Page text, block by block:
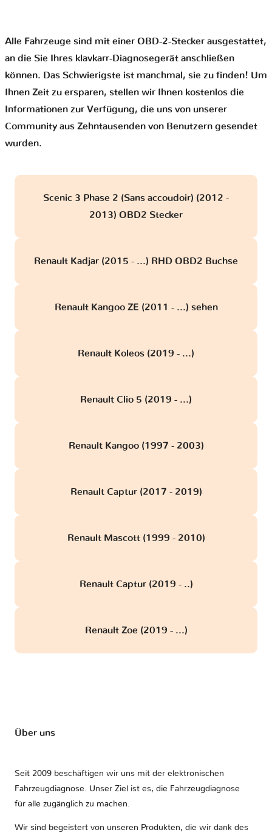
Alle Fahrzeuge sind mit einer OBD-2-Stecker ausgestattet,
an die Sie Ihres klavkarr-Diagnosegerät anschließen
können. Das Schwierigste ist manchmal, sie zu finden! Um
Ihnen Zeit zu ersparen, stellen wir Ihnen kostenlos die
Informationen zur Verfügung, die uns von unserer
Community aus Zehntausenden von Benutzern gesendet
wurden.
Scenic 3 Phase 2 (Sans accoudoir) (2012 -
2013) OBD2 Stecker
Renault Kadjar (2015 - ...) RHD OBD2 Buchse
Renault Kangoo ZE (2011 - ...) sehen
Renault Koleos (2019 - ...)
Renault Clio 5 (2019 - ...)
Renault Kangoo (1997 - 2003)
Renault Captur (2017 - 2019)
Renault Mascott (1999 - 2010)
Renault Captur (2019 - ..)
Renault Zoe (2019 - ...)
Über uns
Seit 2009 beschäftigen wir uns mit der elektronischen
Fahrzeugdiagnose. Unser Ziel ist es, die Fahrzeugdiagnose
für alle zugänglich zu machen.
Wir sind begeistert von unseren Produkten, die wir dank des